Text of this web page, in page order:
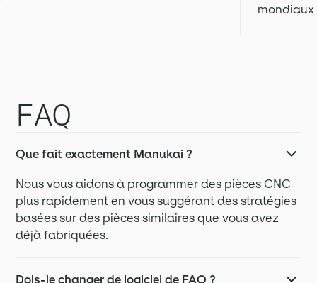
mondiaux
FAQ
Que fait exactement Manukai ?
Nous vous aidons à programmer des pièces CNC
plus rapidement en vous suggérant des stratégies
basées sur des pièces similaires que vous avez
déjà fabriquées.
Dois-je changer de logiciel de FAO ?